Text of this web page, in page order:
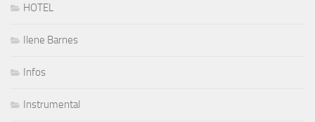
HOTEL
Ilene Barnes
Infos
Instrumental